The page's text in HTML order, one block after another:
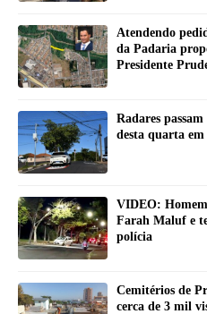
Atendendo
da Padaria
Presidente
Radares
desta quarta
VIDEO:
Farah Maluf e
polícia
Cemitérios de
cerca de 3 mil